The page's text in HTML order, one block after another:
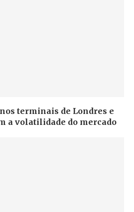
terminais de Londres e
a volatilidade do mercado